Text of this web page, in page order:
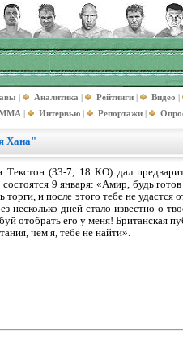
| Аналитика | Рейтинги | Видео |
| Интервью | Репортажи |
Хана"
Текстон (33-7, 18 КО) дал
9 января: «Амир, будь
и после этого тебе не удастся
несколько дней стало известно о
отобрать его у меня! Британская
чем я, тебе не найти».